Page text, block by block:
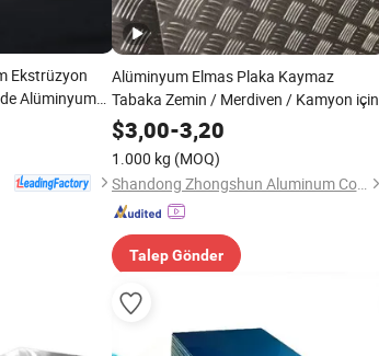
Ekstrüzyon
Alüminyum
Alüminyum Elmas Plaka Kaymaz
Tabaka Zemin / Merdiven / Kamyon için
$3,00-3,20
1.000 kg (MOQ)
Shandong Zhongshun Aluminum Co., Ltd
Talep Gönder